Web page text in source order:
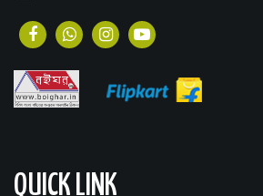
QUICK LINK